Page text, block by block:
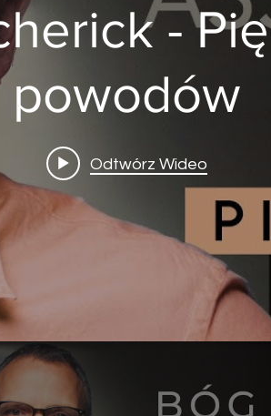
-
powodów
Odtwórz Wideo